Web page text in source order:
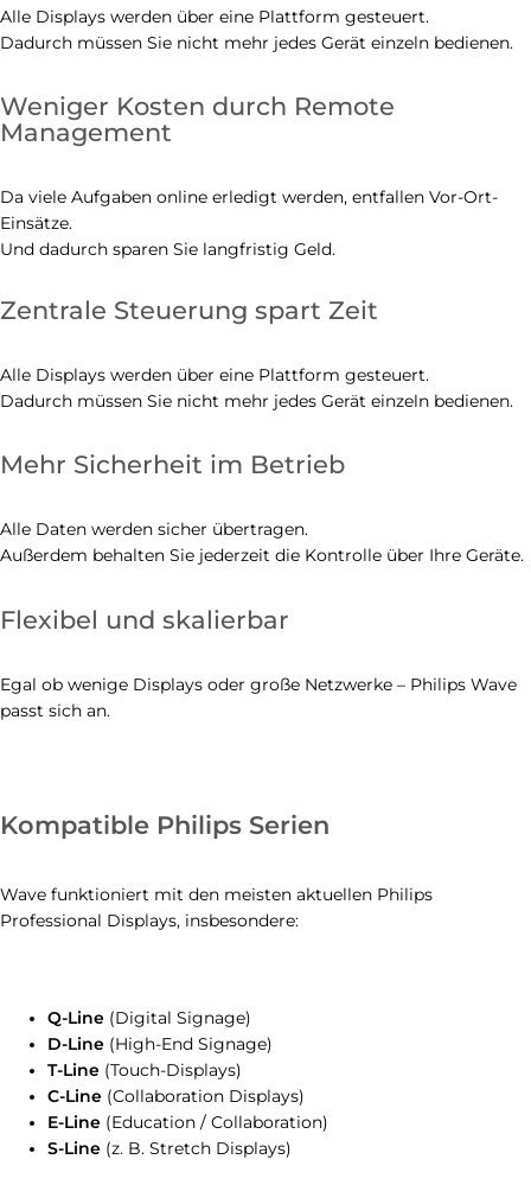
Alle Displays werden über eine Plattform gesteuert.
Dadurch müssen Sie nicht mehr jedes Gerät einzeln bedienen.
Weniger Kosten durch Remote
Management
Da viele Aufgaben online erledigt werden, entfallen Vor-Ort-
Einsätze.
Und dadurch sparen Sie langfristig Geld.
Zentrale Steuerung spart Zeit
Alle Displays werden über eine Plattform gesteuert.
Dadurch müssen Sie nicht mehr jedes Gerät einzeln bedienen.
Mehr Sicherheit im Betrieb
Alle Daten werden sicher übertragen.
Außerdem behalten Sie jederzeit die Kontrolle über Ihre Geräte.
Flexibel und skalierbar
Egal ob wenige Displays oder große Netzwerke – Philips Wave
passt sich an.
Kompatible Philips Serien
Wave funktioniert mit den meisten aktuellen Philips
Professional Displays, insbesondere:
Q-Line (Digital Signage)
D-Line (High-End Signage)
T-Line (Touch-Displays)
C-Line (Collaboration Displays)
E-Line (Education / Collaboration)
S-Line (z. B. Stretch Displays)